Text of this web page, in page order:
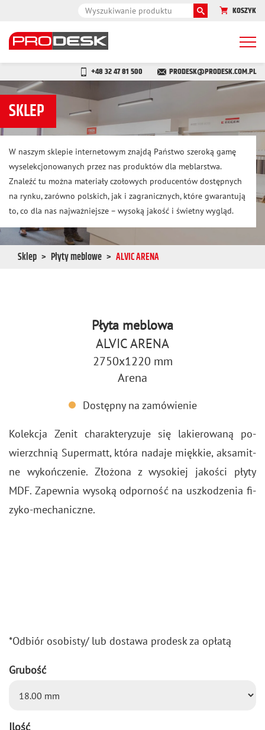
KOSZYK
+48 32 47 81 500 PRODESK@PRODESK.COM.PL
SKLEP
W naszym sklepie internetowym znajdą Państwo szeroką gamę
wyselekcjonowanych przez nas produktów dla meblarstwa.
Znaleźć tu można materiały czołowych producentów dostępnych
na rynku, zarówno polskich, jak i zagranicznych, które gwarantują
to, co dla nas najważniejsze – wysoką jakość i świetny wygląd.
Sklep Płyty meblowe ALVIC ARENA
Płyta meblowa
ALVIC ARENA
2750x1220 mm
Arena
Dostępny na zamówienie
Ko­lek­cja Zenit cha­rak­te­ry­zu­je się la­kie­ro­wa­ną po­
wierzch­nią Su­per­matt, która na­da­je mięk­kie, ak­sa­mit­
ne wy­koń­cze­nie. Zło­żo­na z wy­so­kiej ja­ko­ści płyty
MDF. Za­pew­nia wy­so­ką od­por­ność na uszko­dze­nia fi­
zy­ko-me­cha­nicz­ne.
*Od­biór oso­bi­sty/ lub do­sta­wa pro­desk za opła­tą
Grubość
Ilość